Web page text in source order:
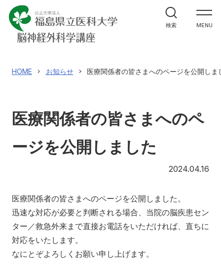
MENU
ホーム
教室紹介
研究紹介
医療関係者の皆様へ
医局員・同門会員専用
アクセス お問い合わせ
検索
HOME お知らせ 医療関係者の皆さまへのページを公開しま
医療関係者の皆さまへのペ
ージを公開しました
2024.04.16
医療関係者の皆さまへのページを公開しました。
迅速な対応が必要と判断される場合、当院の脳疾患セン
ター／救急外来まで直接お電話をいただければ、直ちに
対応をいたします。
なにとぞよろしくお願い申し上げます。